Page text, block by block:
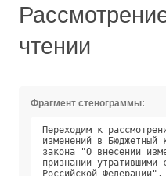
чтении
Фрагмент стенограммы:
Переходим к рассмотрению 11-го пункта. Проект федерального закона "О внесении   
изменений в Бюджетный кодекс Российской Федерации и статьи 1 и 3 Федерального   
закона "О внесении изменений в Бюджетный кодекс Российской Федерации и          
признании утратившими силу отдельных положений законодательных актов            
Российской Федерации". Доклад представителя Совета Федерации члена Совета       
Федерации Евгения Викторовича Бушмина.                                          
                                                                                
Пожалуйста.                                                                     
                                                                                
БУШМИН Е. В., представитель Совета Федерации, член Совета Федерации.            
                                                                                
Уважаемый Александр Дмитриевич, уважаемые коллеги! Этот законопроект            
подготовлен в связи с внесением изменений в Бюджетный кодекс и введением        
положения об установлении правительством условий предоставления и               
использования дотаций на выравнивание бюджетной обеспеченности. Эти изменения   
были внесены 409-м законом, который Государственная Дума приняла 30 ноября.     
409-й закон был в бюджетном пакете - остановить такой закон мы посчитали        
невозможным, использовать процедуру рассмотрения согласительной комиссией мы    
тоже посчитали невозможным, поэтому сразу за принятием, поддержкой как          
бюджетного пакета, так и федерального бюджета на 2017, 2018 и 2019 годы мы      
подготовили поправки.                                                           
                                                                                
Хочу отметить, что дотации по своей сути - это безусловная и безвозмездная      
финансовая помощь Российской Федерации субъектам, что подтверждается            
многолетней практикой бюджетного процесса в предыдущие годы; кроме того,        
согласно Бюджетному кодексу дотации являются собственными доходами регионов,    
именно поэтому дотации всегда предоставлялись без установления направления их   
использования.                                                                  
                                                                                
В связи с этим Совет Федерации предлагает внести следующие изменения. Прежде    
всего нужно дополнить понятийный аппарат: в 409-м законе был изменён            
понятийный аппарат, был убран принцип безусловности - мы предлагаем изменить    
понятийный аппарат и определить дотации как